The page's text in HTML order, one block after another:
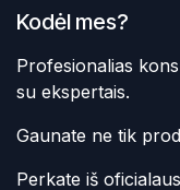
Kodėl mes?
Profesionalias
su ekspertais.
Gaunate ne tik
Perkate iš